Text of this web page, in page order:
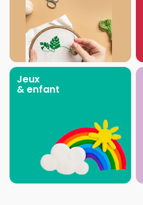
Jeux
& enfant